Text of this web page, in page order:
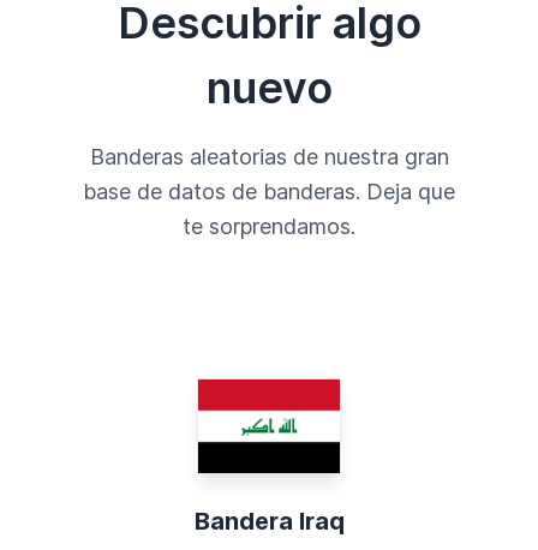
Descubrir algo
nuevo
Banderas aleatorias de nuestra gran
base de datos de banderas. Deja que
te sorprendamos.
Bandera Iraq